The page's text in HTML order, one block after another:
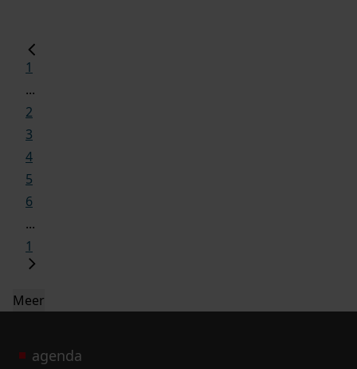
1
...
2
3
4
5
6
...
1
Meer
agenda